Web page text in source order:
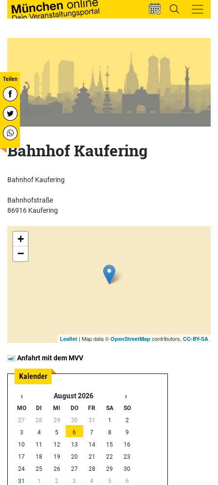
Bahnhof Kaufering
Bahnhof Kaufering
Bahnhofstraße
86916 Kaufering
+
−
Leaflet | Map data © OpenStreetMap contributors, CC-BY-SA
Anfahrt mit dem MVV
‹ August 2026 ›
MO DI MI DO FR SA
SO
27
28 29 30 31 1
2
3
4 5 6 7 8
9
10
11 12 13 14 15
16
17
18 19 20 21 22
23
24
25 26 27 28 29
30
31
1 2 3 4 5 6